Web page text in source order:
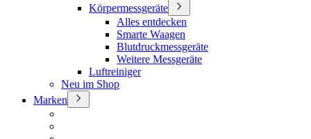
Körpermessgeräte
Alles entdecken
Smarte Waagen
Blutdruckmessgeräte
Weitere Messgeräte
Luftreiniger
Neu im Shop
Marken